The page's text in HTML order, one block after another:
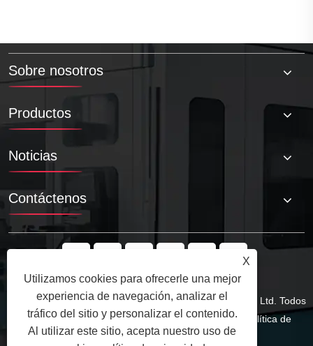
Sobre nosotros
Productos
Noticias
Contáctenos
Copyright © 2025 Qingdao Tuoyuan Metal Products Co., Ltd. Todos
los derechos reservados.Links Sitemap RSS XML
política de
privacidad
X
Utilizamos cookies para ofrecerle una mejor
experiencia de navegación, analizar el
tráfico del sitio y personalizar el contenido.
Al utilizar este sitio, acepta nuestro uso de